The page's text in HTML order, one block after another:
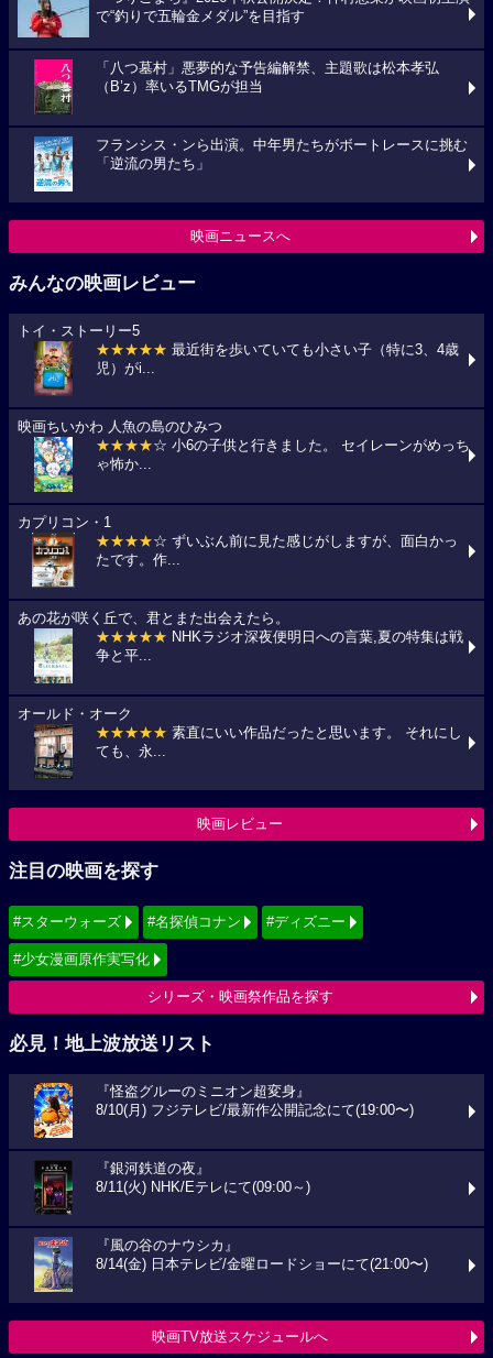
で“釣りで五輪金メダル”を目指す
「八つ墓村」悪夢的な予告編解禁、主題歌は松本孝弘
（B’z）率いるTMGが担当
フランシス・ンら出演。中年男たちがボートレースに挑む
「逆流の男たち」
映画ニュースへ
みんなの映画レビュー
トイ・ストーリー5
★★★★★ 最近街を歩いていても小さい子（特に3、4歳
児）がi...
映画ちいかわ 人魚の島のひみつ
★★★★☆ 小6の子供と行きました。 セイレーンがめっち
ゃ怖か...
カプリコン・1
★★★★☆ ずいぶん前に見た感じがしますが、面白かっ
たです。作...
あの花が咲く丘で、君とまた出会えたら。
★★★★★ NHKラジオ深夜便明日への言葉,夏の特集は戦
争と平...
オールド・オーク
★★★★★ 素直にいい作品だったと思います。 それにし
ても、永...
映画レビュー
注目の映画を探す
#スターウォーズ #名探偵コナン #ディズニー
#少女漫画原作実写化
シリーズ・映画祭作品を探す
必見！地上波放送リスト
『怪盗グルーのミニオン超変身』
8/10(月) フジテレビ/最新作公開記念にて(19:00〜)
『銀河鉄道の夜』
8/11(火) NHK/Eテレにて(09:00～)
『風の谷のナウシカ』
8/14(金) 日本テレビ/金曜ロードショーにて(21:00〜)
映画TV放送スケジュールへ